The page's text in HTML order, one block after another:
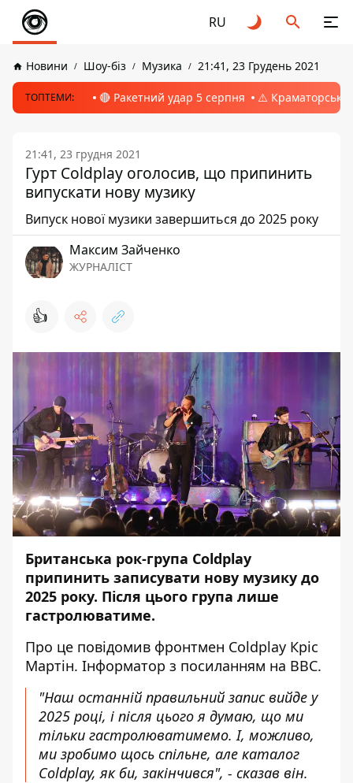
RU
Новини Шоу-біз Музика 21:41, 23 Грудень 2021
ТОПТЕМИ: 🔴 Ракетний удар 5 серпня ⚠️ Краматорськ,
21:41, 23 грудня 2021
Гурт Coldplay оголосив, що припинить
випускати нову музику
Випуск нової музики завершиться до 2025 року
Максим Зайченко
ЖУРНАЛІСТ
👍
Британська рок-група Coldplay
припинить записувати нову музику до
2025 року. Після цього група лише
гастролюватиме.
Про це повідомив фронтмен Coldplay Кріс
Мартін. Інформатор з посиланням на BBC.
"Наш останній правильний запис вийде у
2025 році, і після цього я думаю, що ми
тільки гастролюватимемо. І, можливо,
ми зробимо щось спільне, але каталог
Coldplay, як би, закінчився", - сказав він.